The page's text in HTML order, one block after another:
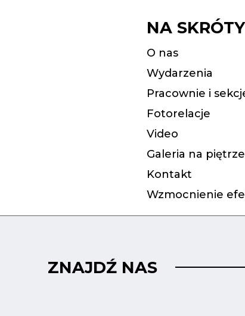
NA SKRÓTY
O nas
Wydarzenia
Pracownie i
Fotorelacje
Video
Galeria na piętrze
Kontakt
Wzmocnienie
ZNAJDŹ NAS